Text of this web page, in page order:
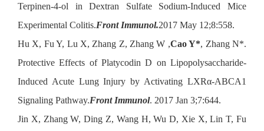
Terpinen-4-ol in Dextran Sulfate Sodium-Induced Mice
Experimental Colitis.Front Immunol.2017 May 12;8:558.
Hu X, Fu Y, Lu X, Zhang Z, Zhang W ,Cao Y*, Zhang N*.
Protective Effects of Platycodin D on Lipopolysaccharide-
Induced Acute Lung Injury by Activating LXRα-ABCA1
Signaling Pathway.Front Immunol. 2017 Jan 3;7:644.
Jin X, Zhang W, Ding Z, Wang H, Wu D, Xie X, Lin T, Fu